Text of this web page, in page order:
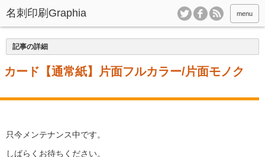
menu
記事の詳細
ード【通常紙】片面フルカラー/片面モノク
只今メンテナンス中です。
しばらくお待ちください。